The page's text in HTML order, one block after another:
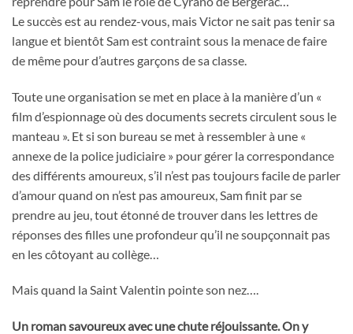
Le succès est au rendez-vous, mais Victor ne sait pas tenir sa
langue et bientôt Sam est contraint sous la menace de faire
de même pour d’autres garçons de sa classe.
Toute une organisation se met en place à la manière d’un «
film d’espionnage où des documents secrets circulent sous le
manteau ». Et si son bureau se met à ressembler à une «
annexe de la police judiciaire » pour gérer la correspondance
des différents amoureux, s’il n’est pas toujours facile de parler
d’amour quand on n’est pas amoureux, Sam finit par se
prendre au jeu, tout étonné de trouver dans les lettres de
réponses des filles une profondeur qu’il ne soupçonnait pas
en les côtoyant au collège…
Mais quand la Saint Valentin pointe son nez….
Un roman savoureux avec une chute réjouissante. On y